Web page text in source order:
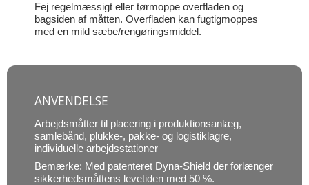
Fej regelmæssigt eller tørmoppe overfladen og
bagsiden af måtten. Overfladen kan fugtigmoppes
med en mild sæbe/rengøringsmiddel.
ANVENDELSE
Arbejdsmåtter til placering i produktionsanlæg,
samlebånd, plukke-, pakke- og logistiklagre,
individuelle arbejdsstationer
Bemærke: Med patenteret Dyna-Shield der forlænger
sikkerhedsmåttens levetiden med 50 %.